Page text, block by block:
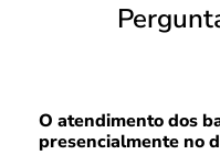
O atendimento dos
presencialmente no